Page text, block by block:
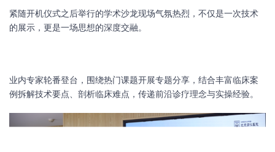
紧随开机仪式之后举行的学术沙龙现场气氛热烈，不仅是一次技术
的展示，更是一场思想的深度交融。
业内专家轮番登台，围绕热门课题开展专题分享，结合丰富临床案
例拆解技术要点、剖析临床难点，传递前沿诊疗理念与实操经验。